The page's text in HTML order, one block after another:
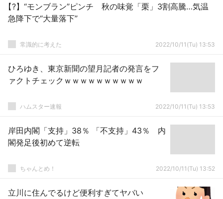
【?】“モンブラン”ピンチ 秋の味覚「栗」3割高騰…気温
急降下で“大量落下”
常識的に考えた 2022/10/11(Tu) 13:53
ひろゆき、東京新聞の望月記者の発言をフ
ァクトチェックｗｗｗｗｗｗｗｗｗｗ
ハムスター速報 2022/10/11(Tu) 13:53
岸田内閣「支持」38％ 「不支持」43％ 内
閣発足後初めて逆転
ちゃんとめ！ 2022/10/11(Tu) 13:52
立川に住んでるけど便利すぎてヤバい